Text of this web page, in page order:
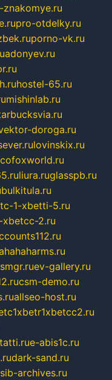
znakomye.ru
pro-otdelky.ru
porno-vk.ru
adonyev.ru
hostel-65.ru
mishinlab.ru
doroga.ru
lovinskix.ru
liura.ruglasspb.ru
bulkitula.ru
1-xbetti-5.ru
2.ru
ev-gallery.ru
csm-demo.ru
allseo-host.ru
e-abis1c.ru
dark-sand.ru
sib-archives.ru